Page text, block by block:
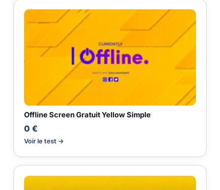
Offline Screen Gratuit Yellow Simple
0 €
Voir le test →